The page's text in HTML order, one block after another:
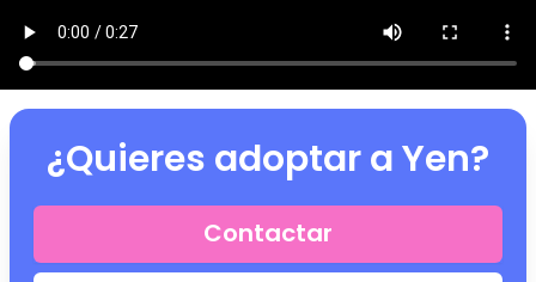
¿Quieres adoptar aYen?
Contactar